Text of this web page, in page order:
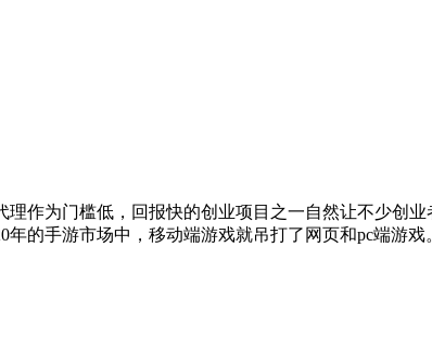
作为门槛低，回报快的创业项目之一自然让不少创
的手游市场中，移动端游戏就吊打了网页和pc端游